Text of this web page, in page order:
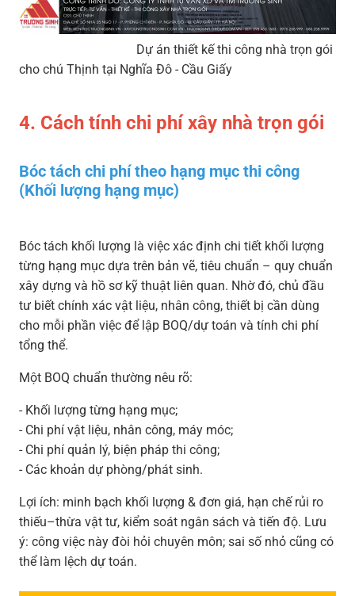
Dự án thiết kế thi công nhà trọn gói
cho chú Thịnh tại Nghĩa Đô - Cầu Giấy
4. Cách tính chi phí xây nhà trọn gói
Bóc tách chi phí theo hạng mục thi công
(Khối lượng hạng mục)
Bóc tách khối lượng là việc xác định chi tiết khối lượng
từng hạng mục dựa trên bản vẽ, tiêu chuẩn – quy chuẩn
xây dựng và hồ sơ kỹ thuật liên quan. Nhờ đó, chủ đầu
tư biết chính xác vật liệu, nhân công, thiết bị cần dùng
cho mỗi phần việc để lập BOQ/dự toán và tính chi phí
tổng thể.
Một BOQ chuẩn thường nêu rõ:
- Khối lượng từng hạng mục;
- Chi phí vật liệu, nhân công, máy móc;
- Chi phí quản lý, biện pháp thi công;
- Các khoản dự phòng/phát sinh.
Lợi ích: minh bạch khối lượng & đơn giá, hạn chế rủi ro
thiếu–thừa vật tư, kiểm soát ngân sách và tiến độ. Lưu
ý: công việc này đòi hỏi chuyên môn; sai số nhỏ cũng có
thể làm lệch dự toán.